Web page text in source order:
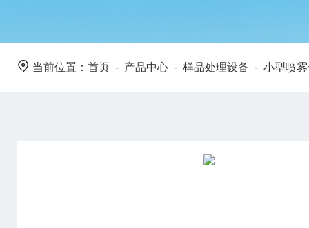
当前位置： 首页 - 产品中心 - 样品处理设备 - 小型喷